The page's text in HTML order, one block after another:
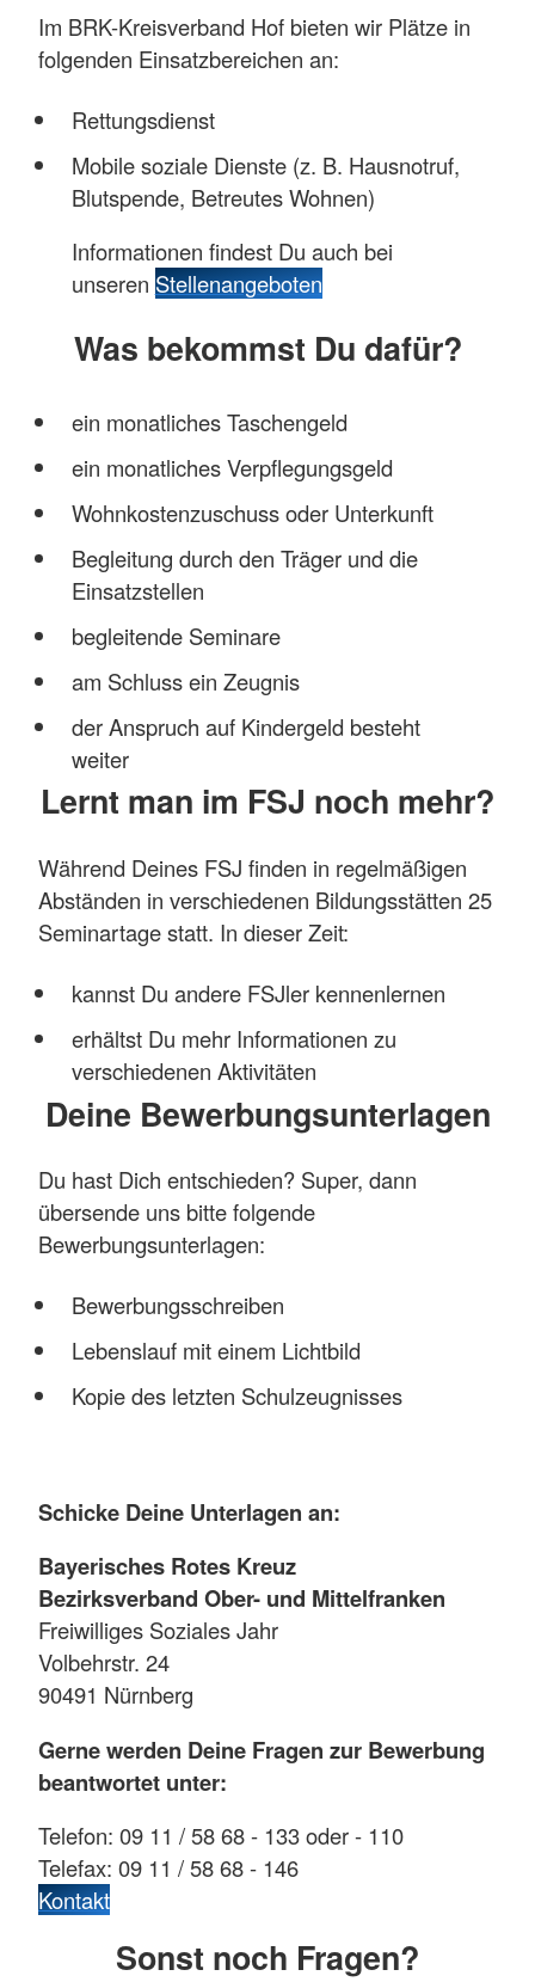
Im BRK-Kreisverband Hof bieten wir Plätze in
folgenden Einsatzbereichen an:
Rettungsdienst
Mobile soziale Dienste (z. B. Hausnotruf,
Blutspende, Betreutes Wohnen)
Informationen findest Du auch bei
unseren Stellenangeboten
Was bekommst Du dafür?
ein monatliches Taschengeld
ein monatliches Verpflegungsgeld
Wohnkostenzuschuss oder Unterkunft
Begleitung durch den Träger und die
Einsatzstellen
begleitende Seminare
am Schluss ein Zeugnis
der Anspruch auf Kindergeld besteht
weiter
Lernt man im FSJ noch mehr?
Während Deines FSJ finden in regelmäßigen
Abständen in verschiedenen Bildungsstätten 25
Seminartage statt. In dieser Zeit:
kannst Du andere FSJler kennenlernen
erhältst Du mehr Informationen zu
verschiedenen Aktivitäten
Deine Bewerbungsunterlagen
Du hast Dich entschieden? Super, dann
übersende uns bitte folgende
Bewerbungsunterlagen:
Bewerbungsschreiben
Lebenslauf mit einem Lichtbild
Kopie des letzten Schulzeugnisses
Schicke Deine Unterlagen an:
Bayerisches Rotes Kreuz
Bezirksverband Ober- und Mittelfranken
Freiwilliges Soziales Jahr
Volbehrstr. 24
90491 Nürnberg
Gerne werden Deine Fragen zur Bewerbung
beantwortet unter:
Telefon: 09 11 / 58 68 - 133 oder - 110
Telefax: 09 11 / 58 68 - 146
Kontakt
Sonst noch Fragen?